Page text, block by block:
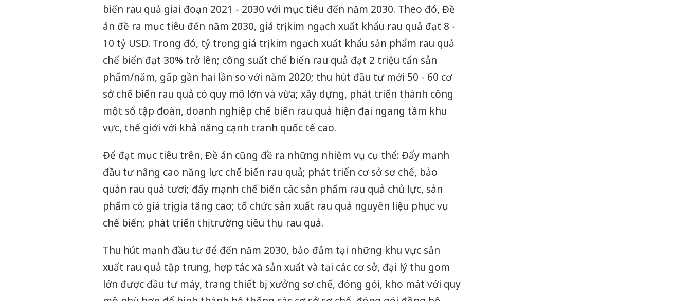
biến rau quả giai đoạn 2021 - 2030 với mục tiêu đến năm 2030. Theo đó, Đề
án đề ra mục tiêu đến năm 2030, giá trị kim ngạch xuất khẩu rau quả đạt 8 -
10 tỷ USD. Trong đó, tỷ trọng giá trị kim ngạch xuất khẩu sản phẩm rau quả
chế biến đạt 30% trở lên; công suất chế biến rau quả đạt 2 triệu tấn sản
phẩm/năm, gấp gần hai lần so với năm 2020; thu hút đầu tư mới 50 - 60 cơ
sở chế biến rau quả có quy mô lớn và vừa; xây dựng, phát triển thành công
một số tập đoàn, doanh nghiệp chế biến rau quả hiện đại ngang tầm khu
vực, thế giới với khả năng cạnh tranh quốc tế cao.
Để đạt mục tiêu trên, Đề án cũng đề ra những nhiệm vụ cụ thể: Đẩy mạnh
đầu tư nâng cao năng lực chế biến rau quả; phát triển cơ sở sơ chế, bảo
quản rau quả tươi; đẩy mạnh chế biến các sản phẩm rau quả chủ lực, sản
phẩm có giá trị gia tăng cao; tổ chức sản xuất rau quả nguyên liệu phục vụ
chế biến; phát triển thị trường tiêu thụ rau quả.
Thu hút mạnh đầu tư để đến năm 2030, bảo đảm tại những khu vực sản
xuất rau quả tập trung, hợp tác xã sản xuất và tại các cơ sở, đại lý thu gom
lớn được đầu tư máy, trang thiết bị, xưởng sơ chế, đóng gói, kho mát với quy